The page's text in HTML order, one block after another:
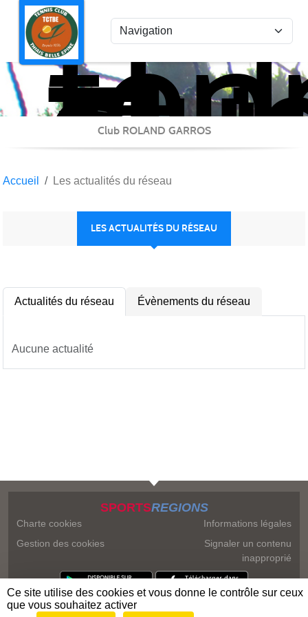
Club ROLAND GARROS
Accueil Les actualités du réseau
LES ACTUALITÉS DU RÉSEAU
Actualités du réseau Évènements du réseau
Aucune actualité
SPORTSREGIONS
Charte cookies
Gestion des cookies
Informations légales
Signaler un contenu
inapproprié
Panneau de gestion des cookies
Ce site utilise des cookies et vous donne le contrôle sur ceux
que vous souhaitez activer